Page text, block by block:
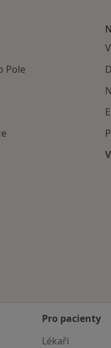
Pole
Pro pacienty
Lékaři